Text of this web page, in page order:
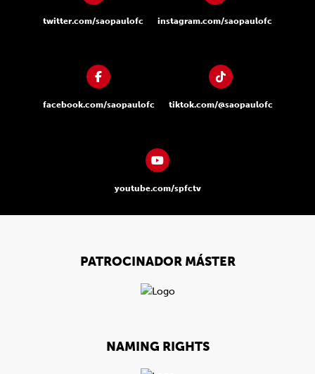
twitter.com/saopaulofc instagram.com/saopaulofc
facebook.com/saopaulofc tiktok.com/@saopaulofc
youtube.com/spfctv
PATROCINADOR MÁSTER
NAMING RIGHTS